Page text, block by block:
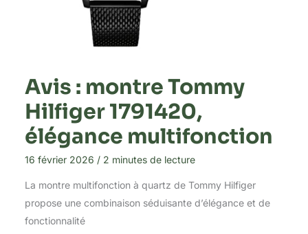
Avis : montre Tommy
Hilfiger 1791420,
élégance multifonction
16 février 2026 / 2 minutes de lecture
La montre multifonction à quartz de Tommy Hilfiger
propose une combinaison séduisante d’élégance et de
fonctionnalité